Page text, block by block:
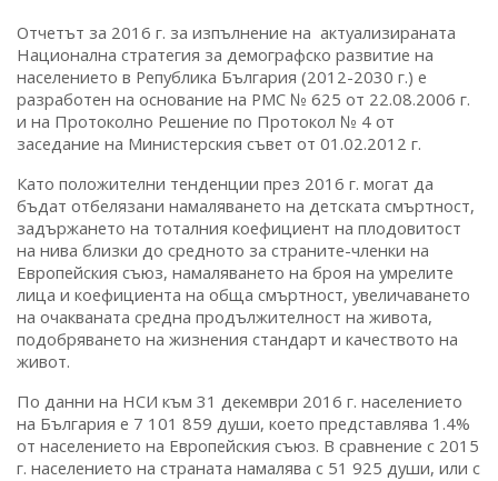
Отчетът за 2016 г. за изпълнение на актуализираната
Национална стратегия за демографско развитие на
населението в Република България (2012-2030 г.) e
разработен на основание на РМС № 625 от 22.08.2006 г.
и на Протоколно Решение по Протокол № 4 от
заседание на Министерския съвет от 01.02.2012 г.
Като положителни тенденции през 2016 г. могат да
бъдат отбелязани намаляването на детската смъртност,
задържането на тоталния коефициент на плодовитост
на нива близки до средното за страните-членки на
Европейския съюз, намаляването на броя на умрелите
лица и коефициента на обща смъртност, увеличаването
на очакваната средна продължителност на живота,
подобряването на жизнения стандарт и качеството на
живот.
По данни на НСИ към 31 декември 2016 г. населението
на България е 7 101 859 души, което представлява 1.4%
от населението на Европейския съюз. В сравнение с 2015
г. населението на страната намалява с 51 925 души, или с